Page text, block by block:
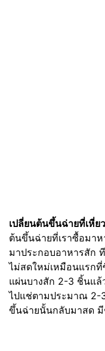
เปลี่ยนต้นขึ้นฉ่ายที่เหี่ย
ต้นขึ้นฉ่ายที่เราซื้อมาห
มาประกอบอาหารสัก
ไม่สดใหม่เหมือนแรก
แผ่นบางสัก 2-3 ชิ้นแล้
ไปแช่ตามประมาณ 2-
ขึ้นฉ่ายนั้นกลับมาสด มี